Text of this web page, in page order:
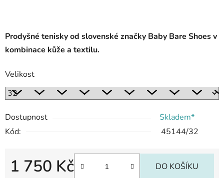
Prodyšné tenisky od slovenské značky Baby Bare Shoes v
kombinace kůže a textilu.
Velikost
Dostupnost
Skladem*
Kód:
45144/32
1 750 Kč DO KOŠÍKU